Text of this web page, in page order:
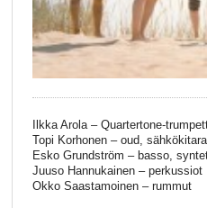
Ilkka Arola – Quartertone-
Topi Korhonen – oud, sähkökitara
Esko Grundström – basso,
Juuso Hannukainen – perkussiot
Okko Saastamoinen – rummut